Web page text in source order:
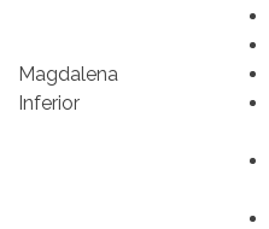
Magdalena
Inferior